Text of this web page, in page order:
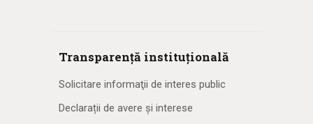
Transparență instituțională
Solicitare informaţii de interes public
Declarații de avere și interese